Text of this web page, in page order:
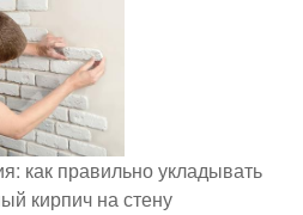
как правильно укладывать
кирпич на стену